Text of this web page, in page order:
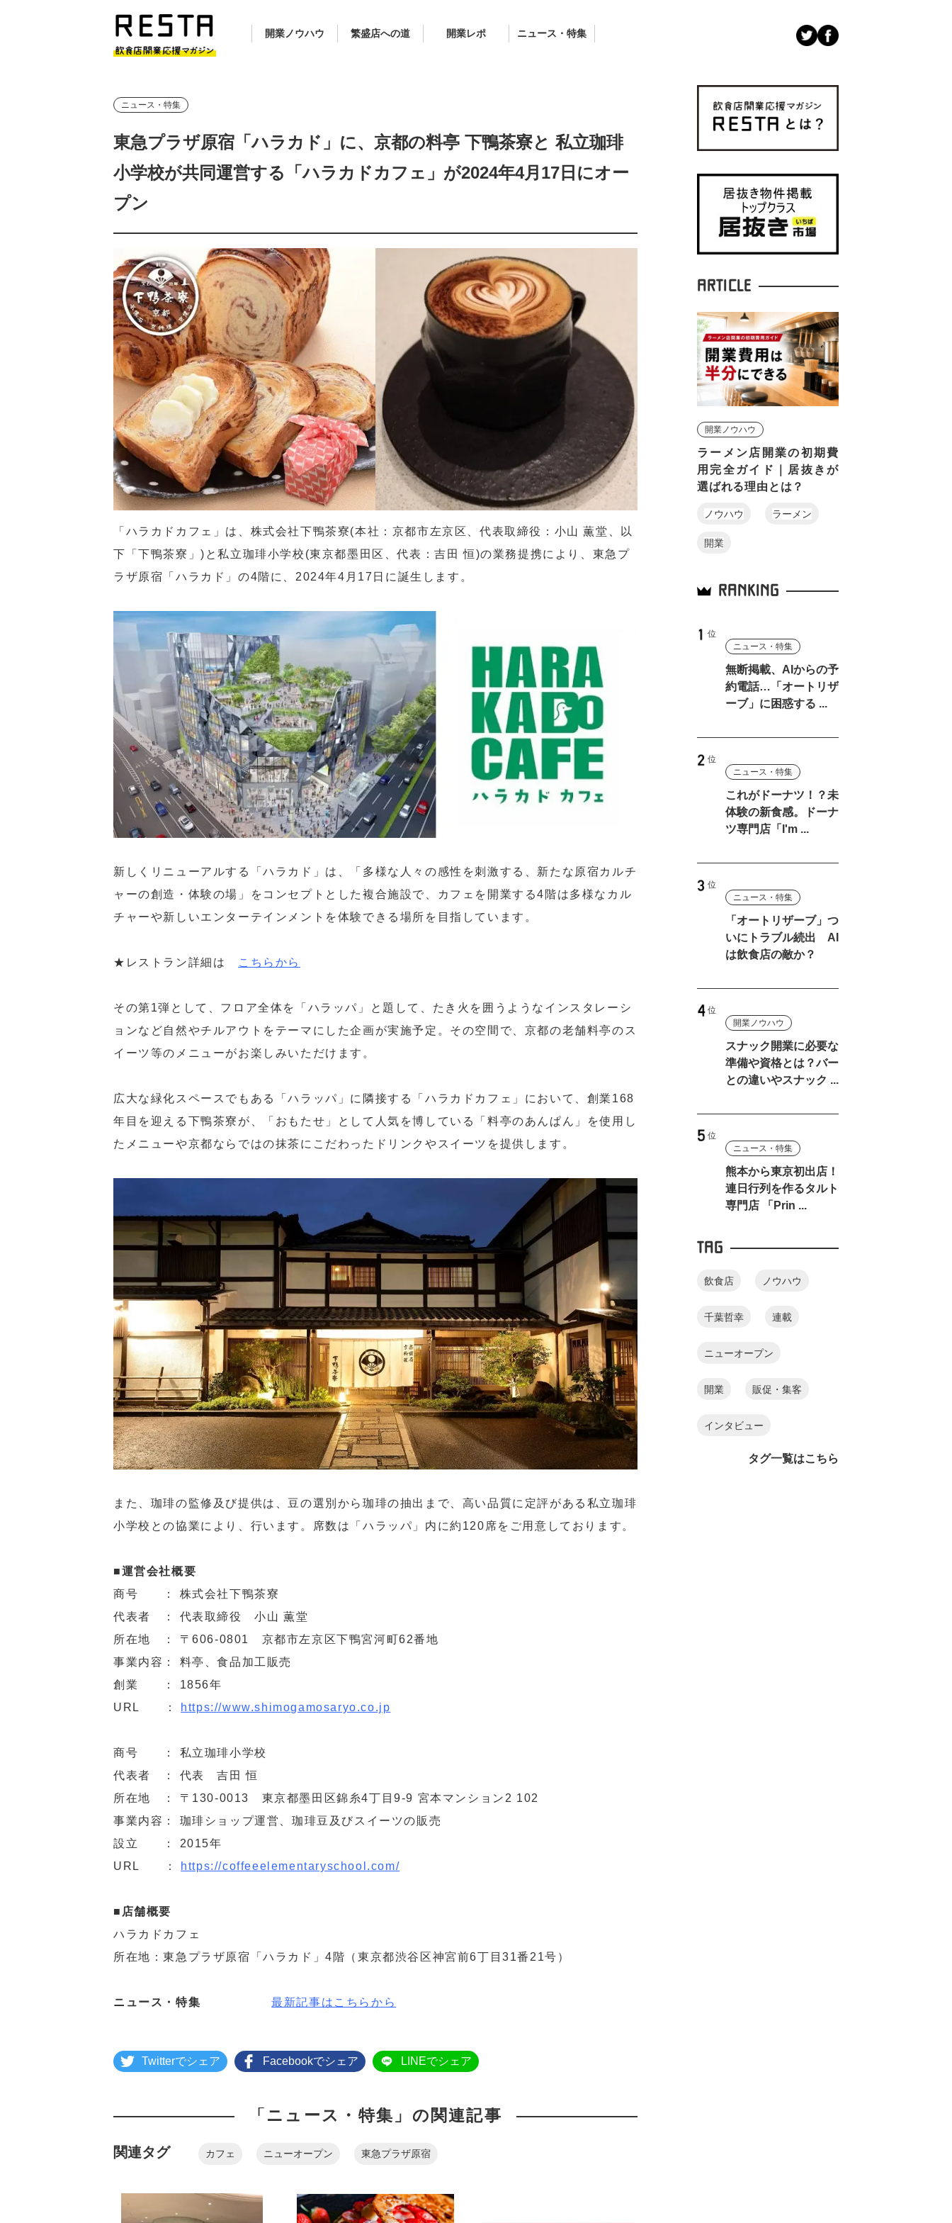
開業ノウハウ 繁盛店への道 開業レポ ニュース・特集
ニュース・特集
東急プラザ原宿「ハラカド」に、京都の料亭 下鴨茶寮と 私立珈琲
小学校が共同運営する「ハラカドカフェ」が2024年4月17日にオー
プン
「ハラカドカフェ」は、株式会社下鴨茶寮(本社：京都市左京区、代表取締役：小山 薫堂、以
下「下鴨茶寮」)と私立珈琲小学校(東京都墨田区、代表：吉田 恒)の業務提携により、東急プ
ラザ原宿「ハラカド」の4階に、2024年4月17日に誕生します。
新しくリニューアルする「ハラカド」は、「多様な人々の感性を刺激する、新たな原宿カルチ
ャーの創造・体験の場」をコンセプトとした複合施設で、カフェを開業する4階は多様なカル
チャーや新しいエンターテインメントを体験できる場所を目指しています。
★レストラン詳細は こちらから
その第1弾として、フロア全体を「ハラッパ」と題して、たき火を囲うようなインスタレーシ
ョンなど自然やチルアウトをテーマにした企画が実施予定。その空間で、京都の老舗料亭のス
イーツ等のメニューがお楽しみいただけます。
広大な緑化スペースでもある「ハラッパ」に隣接する「ハラカドカフェ」において、創業168
年目を迎える下鴨茶寮が、「おもたせ」として人気を博している「料亭のあんぱん」を使用し
たメニューや京都ならではの抹茶にこだわったドリンクやスイーツを提供します。
また、珈琲の監修及び提供は、豆の選別から珈琲の抽出まで、高い品質に定評がある私立珈琲
小学校との協業により、行います。席数は「ハラッパ」内に約120席をご用意しております。
■運営会社概要
商号 ： 株式会社下鴨茶寮
代表者 ： 代表取締役 小山 薫堂
所在地 ： 〒606-0801 京都市左京区下鴨宮河町62番地
事業内容： 料亭、食品加工販売
創業 ： 1856年
URL ：
https://www.shimogamosaryo.co.jp
商号 ： 私立珈琲小学校
代表者 ： 代表 吉田 恒
所在地 ： 〒130-0013 東京都墨田区錦糸4丁目9-9 宮本マンション2 102
事業内容： 珈琲ショップ運営、珈琲豆及びスイーツの販売
設立 ： 2015年
URL ：
https://coffeeelementaryschool.com/
■店舗概要
ハラカドカフェ
所在地：東急プラザ原宿「ハラカド」4階（東京都渋谷区神宮前6丁目31番21号）
ニュース・特集 最新記事はこちらから
Twitterでシェア Facebookでシェア LINEでシェア
「ニュース・特集」の関連記事
関連タグ カフェ ニューオープン 東急プラザ原宿
ARTICLE
開業ノウハウ
ラーメン店開業の初期費
用完全ガイド｜居抜きが
選ばれる理由とは？
ノウハウ ラーメン
開業
RANKING
ニュース・特集
無断掲載、AIからの予
約電話…「オートリザ
ーブ」に困惑する ...
ニュース・特集
これがドーナツ！？未
体験の新食感。ドーナ
ツ専門店「I'm ...
ニュース・特集
「オートリザーブ」つ
いにトラブル続出 AI
は飲食店の敵か？
開業ノウハウ
スナック開業に必要な
準備や資格とは？バー
との違いやスナック ...
ニュース・特集
熊本から東京初出店！
連日行列を作るタルト
専門店 「Prin ...
TAG
飲食店 ノウハウ
千葉哲幸 連載
ニューオープン
開業 販促・集客
インタビュー
タグ一覧はこちら